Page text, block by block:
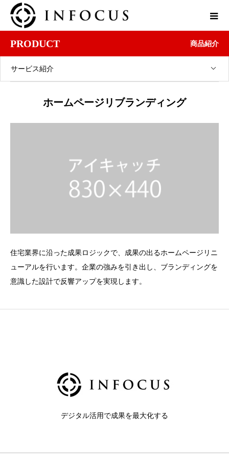
PRODUCT 商品紹介
サービス紹介
ホームページリブランディング
住宅業界に沿った成果ロジックで、成果の出るホームページリニ
ューアルを行います。企業の強みを引き出し、ブランディングを
意識した設計で反響アップを実現します。
デジタル活用で成果を最大化する